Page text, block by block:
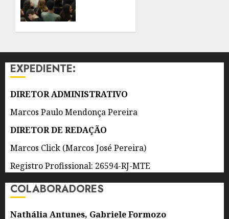
DE 2026
EXPEDIENTE:
DIRETOR ADMINISTRATIVO
Marcos Paulo Mendonça Pereira
DIRETOR DE REDAÇÃO
Marcos Click (Marcos José Pereira)
Registro Profissional: 26594-RJ-MTE
COLABORADORES
Nathália Antunes, Gabriele Formozo